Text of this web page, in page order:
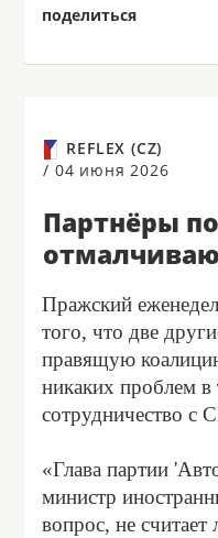
поделиться
REFLEX (CZ)
/ 04 июня 2026
Партнёры
Пражский
того, что две
правящую
никаких проблем
сотрудничество с
«Глава партии
министр
вопрос, не